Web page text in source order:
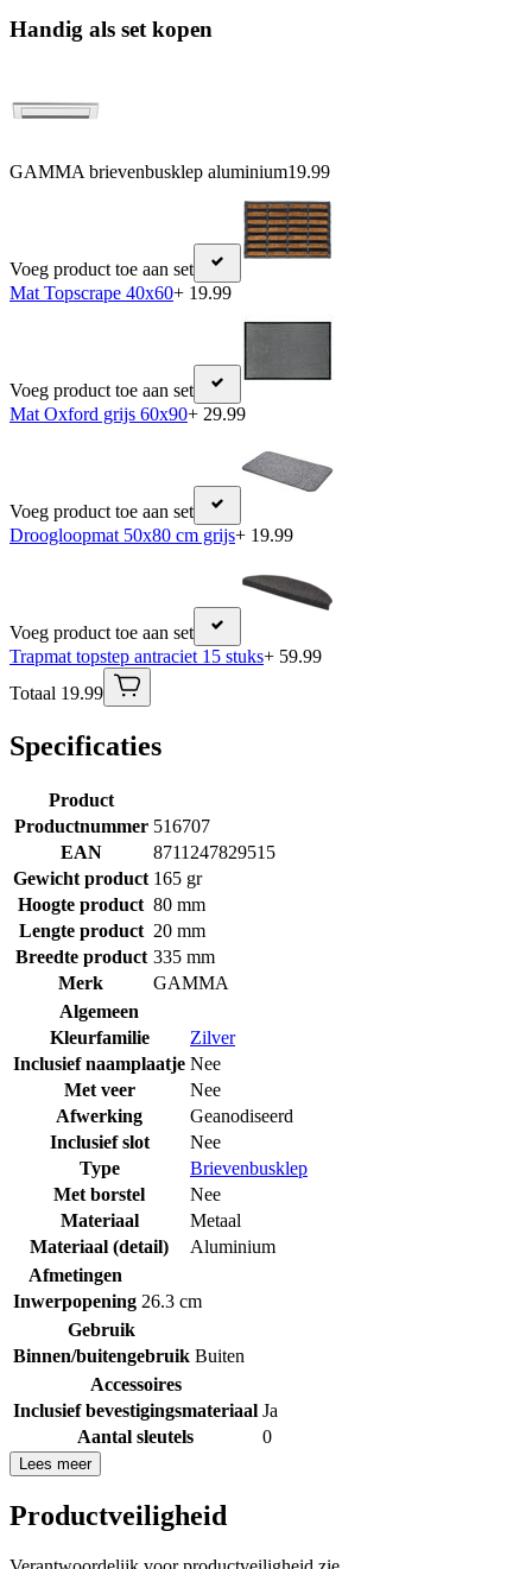
Handig als set kopen
GAMMA brievenbusklep aluminium19.99
Voeg product toe aan set
Mat Topscrape 40x60+ 19.99
Voeg product toe aan set
Mat Oxford grijs 60x90+ 29.99
Voeg product toe aan set
Droogloopmat 50x80 cm grijs+ 19.99
Voeg product toe aan set
Trapmat topstep antraciet 15 stuks+ 59.99
Totaal 19.99
Specificaties
Product
Productnummer 516707
EAN
8711247829515
Gewicht product 165 gr
Hoogte product 80 mm
Lengte product 20 mm
Breedte product 335 mm
Merk
GAMMA
Algemeen
Kleurfamilie
Zilver
Inclusief naamplaatje Nee
Met veer
Nee
Afwerking
Geanodiseerd
Inclusief slot
Nee
Type
Brievenbusklep
Met borstel
Nee
Materiaal
Metaal
Materiaal (detail)
Aluminium
Afmetingen
Inwerpopening 26.3 cm
Gebruik
Binnen/buitengebruik Buiten
Accessoires
Inclusief bevestigingsmateriaal Ja
Aantal sleutels
0
Lees meer
Productveiligheid